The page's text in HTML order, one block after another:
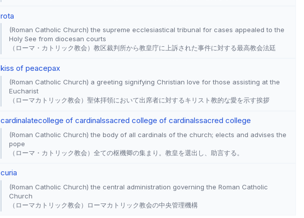
rota
(Roman Catholic Church) the supreme ecclesiastical tribunal for cases appealed to the
Holy See from diocesan courts
（ローマ・カトリック教会）教区裁判所から教皇庁に上訴された事件に対する最高教会法廷
kiss of peacepax
(Roman Catholic Church) a greeting signifying Christian love for those assisting at the
Eucharist
（ローマカトリック教会）聖体拝領において出席者に対するキリスト教的な愛を示す挨拶
cardinalatecollege of cardinalssacred college of cardinalssacred college
(Roman Catholic Church) the body of all cardinals of the church; elects and advises the
pope
（ローマ・カトリック教会）全ての枢機卿の集まり。教皇を選出し、助言する。
curia
(Roman Catholic Church) the central administration governing the Roman Catholic
Church
（ローマカトリック教会）ローマカトリック教会の中央管理機構